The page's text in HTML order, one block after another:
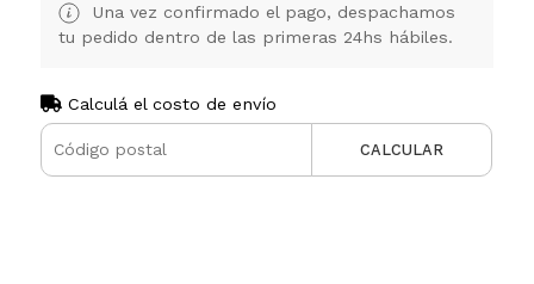
Una vez confirmado el pago, despachamos
tu pedido dentro de las primeras 24hs hábiles.
Calculá el costo de envío
CALCULAR